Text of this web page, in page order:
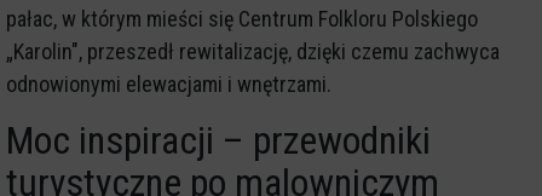
pałac, w którym mieści się Centrum Folkloru Polskiego
„Karolin", przeszedł rewitalizację, dzięki czemu zachwyca
odnowionymi elewacjami i wnętrzami.
Moc inspiracji – przewodniki
turystyczne po malowniczym